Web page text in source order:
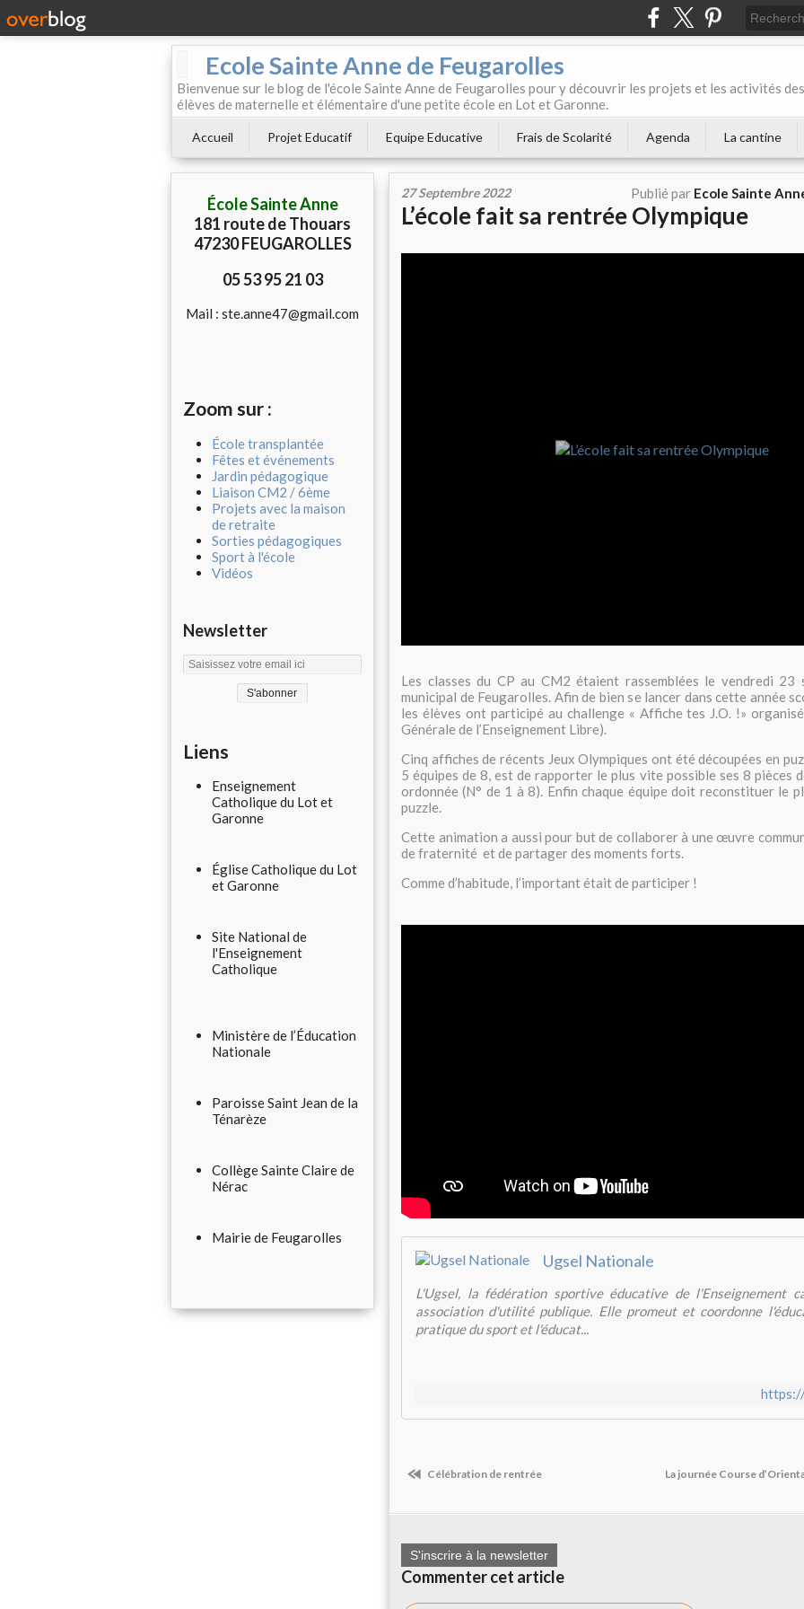
Ecole Sainte Anne de Feugarolles
Bienvenue sur le blog de l'école Sainte Anne de Feugarolles pour y découvrir les projets et les activités des
élèves de maternelle et élémentaire d'une petite école en Lot et Garonne.
Accueil Projet Educatif Equipe Educative Frais de Scolarité Agenda La cantine
École Sainte Anne
181 route de Thouars
47230 FEUGAROLLES
05 53 95 21 03
Mail : ste.anne47@gmail.com
Zoom sur :
École transplantée
Fêtes et événements
Jardin pédagogique
Liaison CM2 / 6ème
Projets avec la maison
de retraite
Sorties pédagogiques
Sport à l'école
Vidéos
Newsletter
Liens
Enseignement
Catholique du Lot et
Garonne
Église Catholique du Lot
et Garonne
Site National de
l'Enseignement
Catholique
Ministère de l’Éducation
Nationale
Paroisse Saint Jean de la
Ténarèze
Collège Sainte Claire de
Nérac
Mairie de Feugarolles
27 Septembre 2022 Publié par Ecole Sainte
L’école fait sa rentrée Olympique
Les classes du CP au CM2 étaient rassemblées le vendredi 23
municipal de Feugarolles. Afin de bien se lancer dans cette année
les élèves ont participé au challenge « Affiche tes J.O. !» organisé
Générale de l’Enseignement Libre).
Cinq affiches de récents Jeux Olympiques ont été découpées en
5 équipes de 8, est de rapporter le plus vite possible ses 8 pièces
ordonnée (N° de 1 à 8). Enfin chaque équipe doit reconstituer le
puzzle.
Cette animation a aussi pour but de collaborer à une œuvre
de fraternité et de partager des moments forts.
Comme d’habitude, l’important était de participer !
Ugsel Nationale
L'Ugsel, la fédération sportive éducative de l'Enseignement
association d'utilité publique. Elle promeut et coordonne
pratique du sport et l'éducat...
Célébration de rentrée La journée Course
S'inscrire à la newsletter
Commenter cet article